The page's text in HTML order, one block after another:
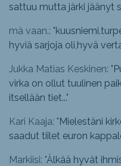
sattuu mutta järki jäänyt
mä vaan.: "
hyviä sarjoja oli,hyvä
Jukka Matias Keskinen: "
virka on ollut tuulinen
itsellään tiet..."
Kari Kaaja: "Mielestäni
saadut tiilet euron
Markiisi: "Älkää hyvät